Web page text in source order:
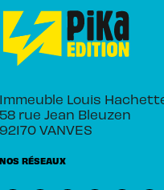
Immeuble Louis
58 rue Jean Bleuzen
92170 VANVES
NOS RÉSEAUX